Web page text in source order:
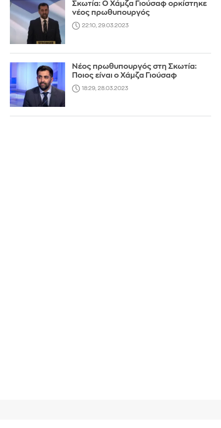
Σκωτία: Ο Χάμζα Γιούσαφ ορκίστηκε
νέος πρωθυπουργός
22:10, 29.03.2023
Νέος πρωθυπουργός στη Σκωτία:
Ποιος είναι ο Χάμζα Γιούσαφ
18:29, 28.03.2023